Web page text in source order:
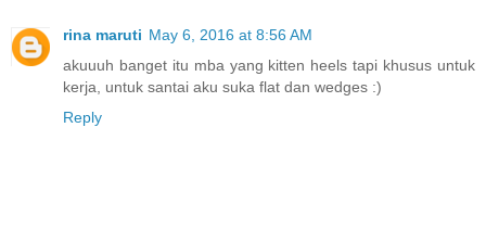
rina maruti May 6, 2016 at 8:56 AM
akuuuh banget itu mba yang kitten heels tapi khusus untuk
kerja, untuk santai aku suka flat dan wedges :)
Reply